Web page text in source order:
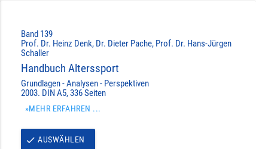
Band 139
Prof. Dr. Heinz Denk, Dr. Dieter Pache, Prof. Dr. Hans-Jürgen
Schaller
Handbuch Alterssport
Grundlagen - Analysen - Perspektiven
2003. DIN A5, 336 Seiten
»MEHR ERFAHREN ...
done AUSWÄHLEN